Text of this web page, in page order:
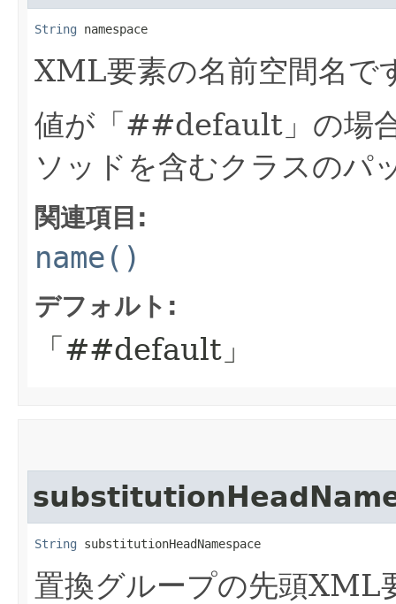
String namespace
XML要素の名前空間名で
値が「##default」の場
ソッドを含むクラスのパ
関連項目:
name()
デフォルト:
「##default」
String substitutionHeadNamespace
置換グループの先頭XML